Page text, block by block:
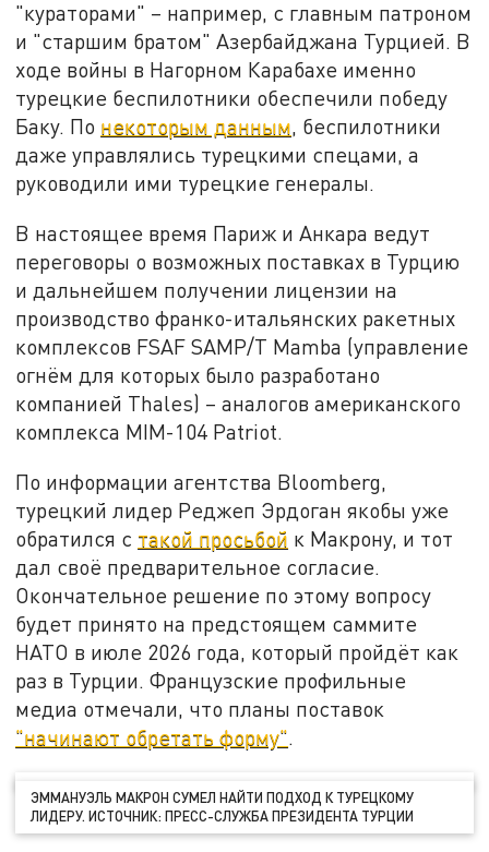
"кураторами" – например, с главным патроном
и "старшим братом" Азербайджана Турцией. В
ходе войны в Нагорном Карабахе именно
турецкие беспилотники обеспечили победу
Баку. По некоторым данным, беспилотники
даже управлялись турецкими спецами, а
руководили ими турецкие генералы.
В настоящее время Париж и Анкара ведут
переговоры о возможных поставках в Турцию
и дальнейшем получении лицензии на
производство франко-итальянских ракетных
комплексов FSAF SAMP/T Mamba (управление
огнём для которых было разработано
компанией Thales) – аналогов американского
комплекса MIM-104 Patriot.
По информации агентства Bloomberg,
турецкий лидер Реджеп Эрдоган якобы уже
обратился с такой просьбой к Макрону, и тот
дал своё предварительное согласие.
Окончательное решение по этому вопросу
будет принято на предстоящем саммите
НАТО в июле 2026 года, который пройдёт как
раз в Турции. Французские профильные
медиа отмечали, что планы поставок
"начинают обретать форму".
ЭММАНУЭЛЬ МАКРОН СУМЕЛ НАЙТИ ПОДХОД К ТУРЕЦКОМУ
ЛИДЕРУ. ИСТОЧНИК: ПРЕСС-СЛУЖБА ПРЕЗИДЕНТА ТУРЦИИ